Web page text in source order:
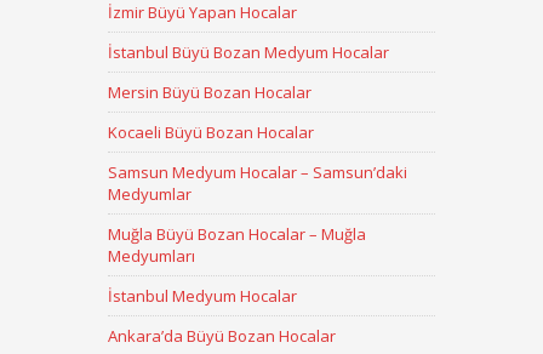
İzmir Büyü Yapan Hocalar
İstanbul Büyü Bozan Medyum Hocalar
Mersin Büyü Bozan Hocalar
Kocaeli Büyü Bozan Hocalar
Samsun Medyum Hocalar – Samsun’daki
Medyumlar
Muğla Büyü Bozan Hocalar – Muğla
Medyumları
İstanbul Medyum Hocalar
Ankara’da Büyü Bozan Hocalar